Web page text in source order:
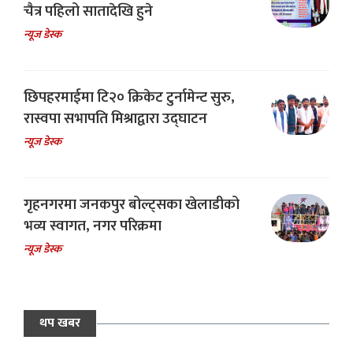
चैत्र पहिलो सातादेखि हुने
न्यूज डेस्क
छिपहरमाईमा टि२० क्रिकेट टुर्नामेन्ट सुरु,
रास्वपा सभापति मिश्राद्वारा उद्घाटन
न्यूज डेस्क
गृहनगरमा जनकपुर बोल्ट्सका खेलाडीको
भव्य स्वागत, नगर परिक्रमा
न्यूज डेस्क
थप खबर